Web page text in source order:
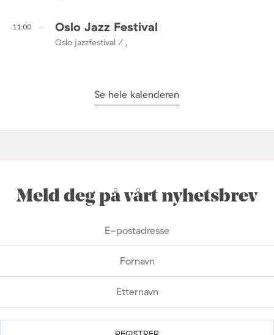
11:00 Oslo Jazz Festival
Oslo jazzfestival / ,
Se hele kalenderen
Meld deg på vårt nyhetsbrev